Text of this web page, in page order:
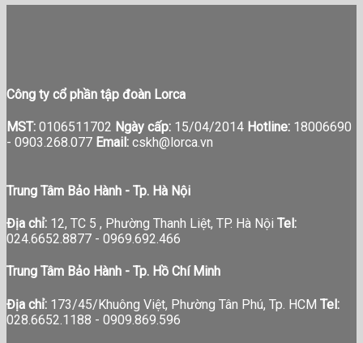
Công ty cổ phần tập đoàn Lorca
MST: 0106511702 Ngày cấp: 15/04/2014 Hotline: 18006690
- 0903.268.077 Email: cskh@lorca.vn
Trung Tâm Bảo Hành - Tp. Hà Nội
Địa chỉ: 12, TC 5 , Phường Thanh Liệt, TP. Hà Nội Tel:
024.6652.8877 - 0969.692.466
Trung Tâm Bảo Hành - Tp. Hồ Chí Minh
Địa chỉ: 173/45/Khuông Việt, Phường Tân Phú, Tp. HCM Tel:
028.6652.1188 - 0909.869.596